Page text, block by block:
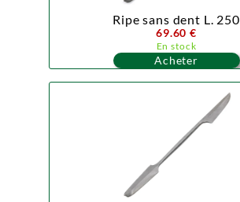
Ripe sans dent L. 250
69.60 €
En stock
Acheter